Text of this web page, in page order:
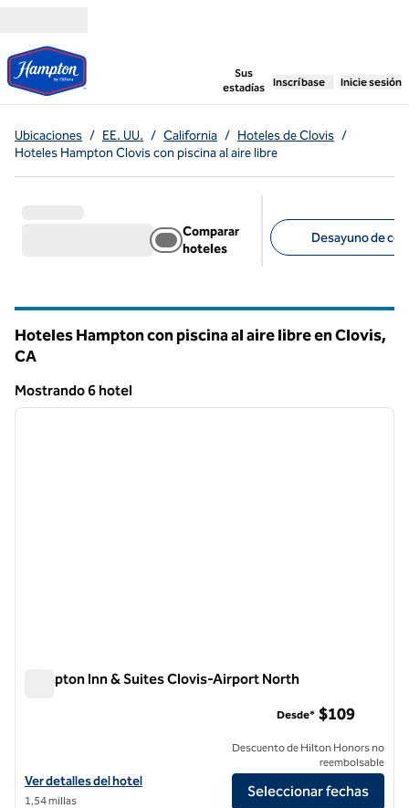
Sus
estadías
, abre una pestaña
Inscríbase Inicie sesión
Ubicaciones / EE. UU. / California / Hoteles de Clovis /
Hoteles Hampton Clovis con piscina al aire libre
Comparar
hoteles
Desayuno de
Hoteles Hampton con piscina al aire libre en Clovis,
CA
Mostrando 6 hotel
Mostrando 6 hotel
1 de 12
Hampton Inn & Suites Clovis-Airport North
Ver detalles del hotel Hampton Inn & Suites Clovis-Airport North
Ver detalles del hotel
1,54 millas
Desde* $109
Descuento de Hilton Honors no
reembolsable
Seleccionar fechas